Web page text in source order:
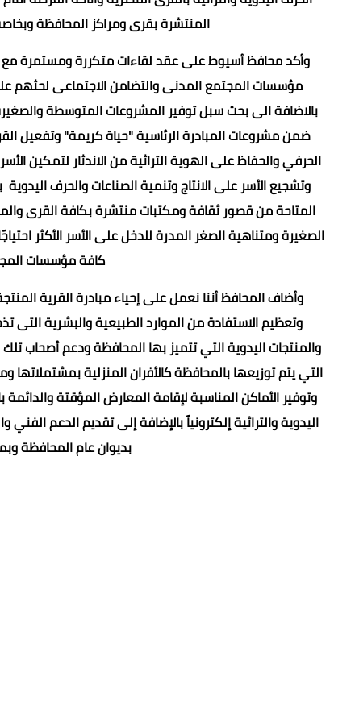
المنتشرة بقرى ومراكز المحافظة
وأكد محافظ أسيوط على عقد لقاءات متكررة ومستمرة
مؤسسات المجتمع المدنى والتضامن الاجتماعى لحثهم
بالاضافة الى بحث سبل توفير المشروعات المتوسطة
ضمن مشروعات المبادرة الرئاسية "حياة كريمة" وتفعيل
الحرفي والحفاظ على الهوية التراثية من الاندثار لتمكين
وتشجيع الأسر على الانتاج وتنمية الصناعات والحرف
المتاحة من قصور ثقافة ومكتبات منتشرة بكافة القرى
الصغيرة ومتناهية الصغر المدرة للدخل على الأسر الأكثر
كافة مؤسسات
وأضاف المحافظ أننا نعمل على إحياء مبادرة القرية
وتعظيم الاستفادة من الموارد الطبيعية والبشرية التى
والمنتجات اليدوية التي تتميز بها المحافظة ودعم أصحاب
التي يتم توزيعها بالمحافظة كالأفران المنزلية
وتوفير الأماكن المناسبة لإقامة المعارض المؤقتة
اليدوية والتراثية إلكترونياً بالإضافة إلى تقديم الدعم
بديوان عام المحافظة